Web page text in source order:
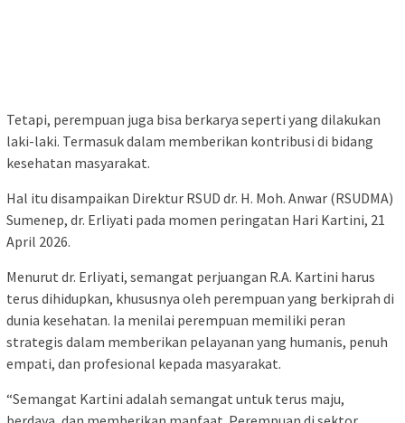
Tetapi, perempuan juga bisa berkarya seperti yang dilakukan
laki-laki. Termasuk dalam memberikan kontribusi di bidang
kesehatan masyarakat.
Hal itu disampaikan Direktur RSUD dr. H. Moh. Anwar (RSUDMA)
Sumenep, dr. Erliyati pada momen peringatan Hari Kartini, 21
April 2026.
Menurut dr. Erliyati, semangat perjuangan R.A. Kartini harus
terus dihidupkan, khususnya oleh perempuan yang berkiprah di
dunia kesehatan. Ia menilai perempuan memiliki peran
strategis dalam memberikan pelayanan yang humanis, penuh
empati, dan profesional kepada masyarakat.
“Semangat Kartini adalah semangat untuk terus maju,